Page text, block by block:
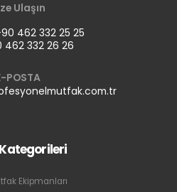
Ulaşın
462 332 25 25
462 332 26 26
POSTA
Ekipmanları